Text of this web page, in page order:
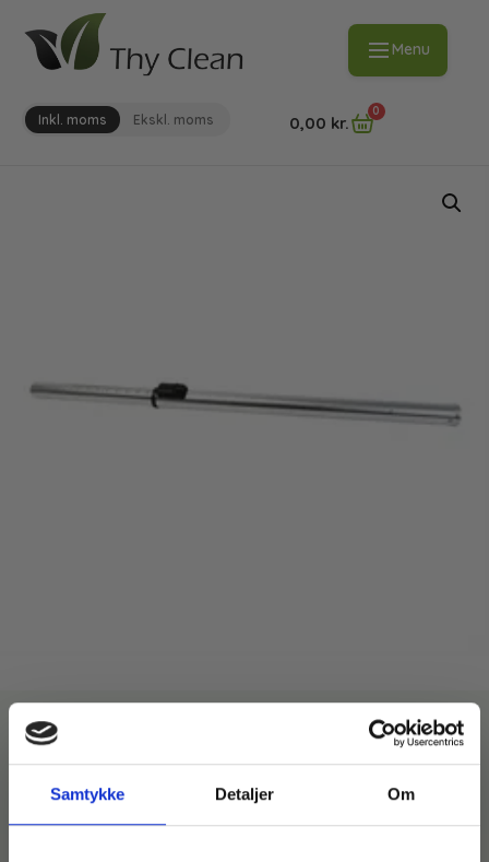
Samtykke Detaljer Om
Menu
Inkl. moms Ekskl. moms 0,00 kr.
0
TC92321
Støvsugerrør teleskop 32 mm Passer
til Nilfisk Uoriginal